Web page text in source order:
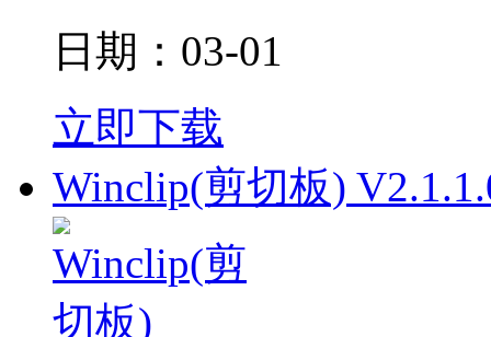
日期：03-01
立即下载
Winclip(剪切板)